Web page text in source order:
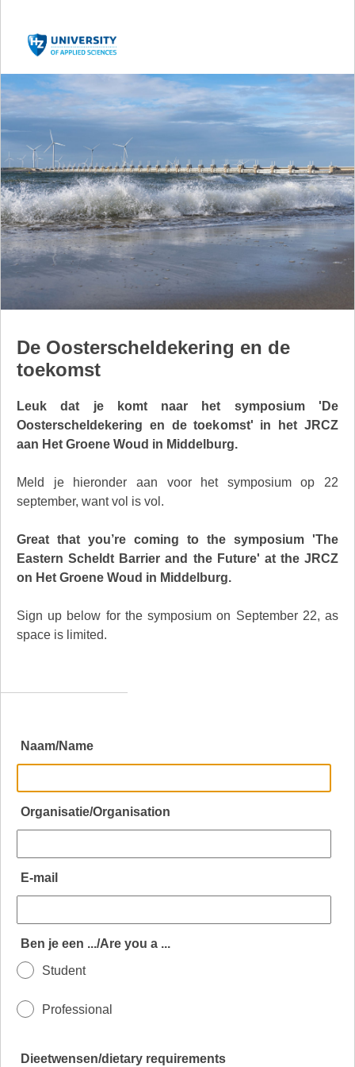
De Oosterscheldekering en de
toekomst
Leuk dat je komt naar het symposium 'De
Oosterscheldekering en de toekomst' in het JRCZ
aan Het Groene Woud in Middelburg.
Meld je hieronder aan voor het symposium op 22
september, want vol is vol.
Great that you’re coming to the symposium 'The
Eastern Scheldt Barrier and the Future' at the JRCZ
on Het Groene Woud in Middelburg.
Sign up below for the symposium on September 22, as
space is limited.
Naam/Name
Organisatie/Organisation
E-mail
Ben je een .../Are you a ...
Student
Professional
Dieetwensen/dietary requirements